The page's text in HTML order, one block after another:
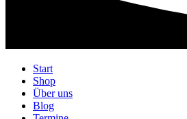
Start
Shop
Über uns
Blog